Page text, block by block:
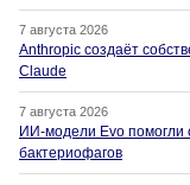
7 августа 2026
Anthropic создаёт
Claude
7 августа 2026
ИИ-модели Evo помогли
бактериофагов